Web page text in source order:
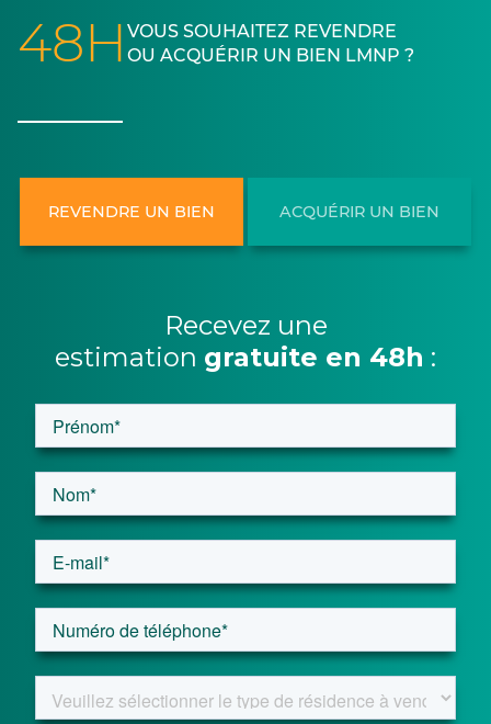
48H VOUS SOUHAITEZ REVENDRE
OU ACQUÉRIR UN BIEN LMNP ?
REVENDRE UN BIEN ACQUÉRIR UN BIEN